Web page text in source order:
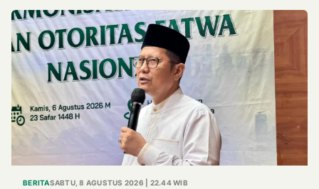
BERITASABTU, 8 AGUSTUS 2026 | 22.44 WIB